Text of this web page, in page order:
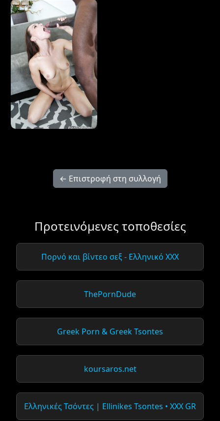
← Επιστροφή στη συλλογή
Προτεινόμενες τοποθεσίες
Πορνό και βίντεο σεξ - Ελληνικό XXX
ThePornDude
Greek Porn & Greek Tsontes
koursaros.net
Ελληνικές Τσόντες | Ellinikes Tsontes • XXX GR